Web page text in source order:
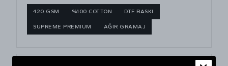
420 GSM %100 COTTON DTF BASKI
SUPREME PREMIUM AĞIR GRAMAJ